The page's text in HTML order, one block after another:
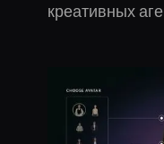
креативных